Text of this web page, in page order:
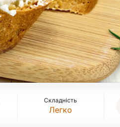
Складність
Легко